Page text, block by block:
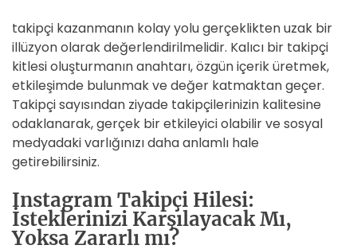
takipçi kazanmanın kolay yolu gerçeklikten uzak bir
illüzyon olarak değerlendirilmelidir. Kalıcı bir takipçi
kitlesi oluşturmanın anahtarı, özgün içerik üretmek,
etkileşimde bulunmak ve değer katmaktan geçer.
Takipçi sayısından ziyade takipçilerinizin kalitesine
odaklanarak, gerçek bir etkileyici olabilir ve sosyal
medyadaki varlığınızı daha anlamlı hale
getirebilirsiniz.
Instagram Takipçi Hilesi:
İsteklerinizi Karşılayacak Mı,
Yoksa Zararlı mı?